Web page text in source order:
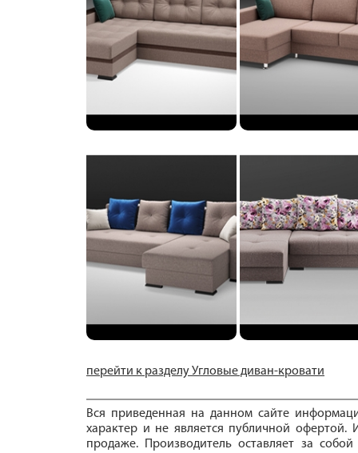
перейти к разделу Угловые диван-кровати
Вся приведенная на данном сайте
характер и не является публичной офертой.
продаже. Производитель оставляет за